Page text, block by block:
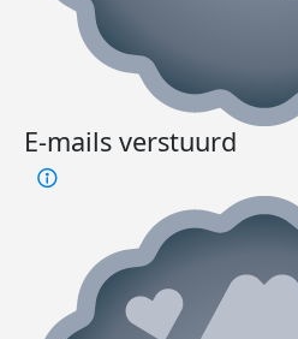
E-mails verstuurd